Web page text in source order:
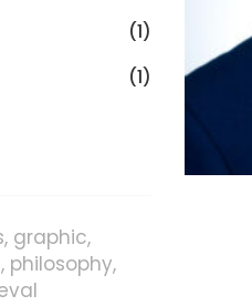
(1)
(1)
graphic
philosophy